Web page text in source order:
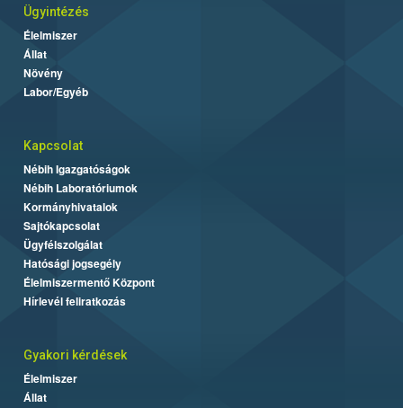
Ügyintézés
Élelmiszer
Állat
Növény
Labor/Egyéb
Kapcsolat
Nébih Igazgatóságok
Nébih Laboratóriumok
Kormányhivatalok
Sajtókapcsolat
Ügyfélszolgálat
Hatósági jogsegély
Élelmiszermentő Központ
Hírlevél feliratkozás
Gyakori kérdések
Élelmiszer
Állat